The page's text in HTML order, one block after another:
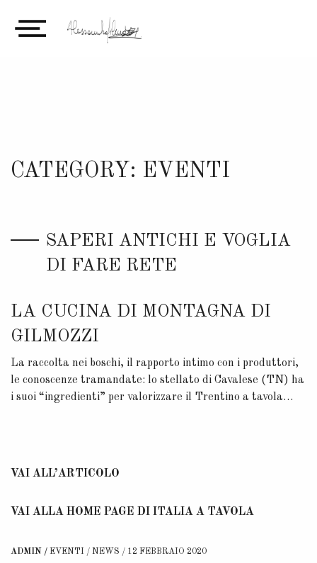
CATEGORY: EVENTI
SAPERI ANTICHI E VOGLIA
DI FARE RETE
LA CUCINA DI MONTAGNA DI
GILMOZZI
La raccolta nei boschi, il rapporto intimo con i produttori,
le conoscenze tramandate: lo stellato di Cavalese (TN) ha
i suoi “ingredienti” per valorizzare il Trentino a tavola…
VAI ALL’ARTICOLO
VAI ALLA HOME PAGE DI ITALIA A TAVOLA
ADMIN EVENTI / NEWS 12 FEBBRAIO 2020